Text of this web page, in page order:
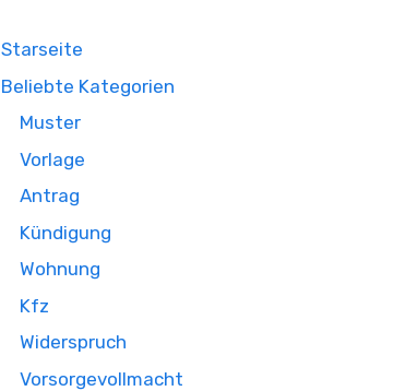
Starseite
Beliebte Kategorien
Muster
Vorlage
Antrag
Kündigung
Wohnung
Kfz
Widerspruch
Vorsorgevollmacht